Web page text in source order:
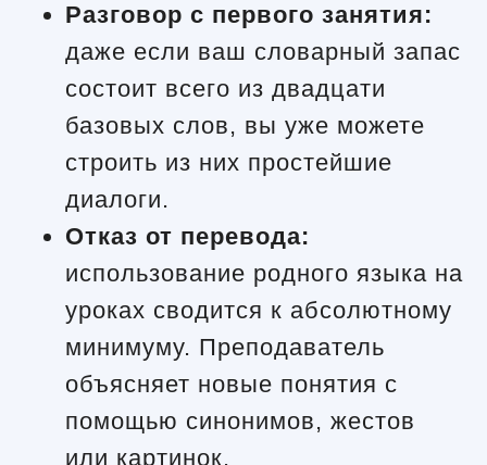
Разговор с первого занятия:
даже если ваш словарный запас
состоит всего из двадцати
базовых слов, вы уже можете
строить из них простейшие
диалоги.
Отказ от перевода:
использование родного языка на
уроках сводится к абсолютному
минимуму. Преподаватель
объясняет новые понятия с
помощью синонимов, жестов
или картинок.